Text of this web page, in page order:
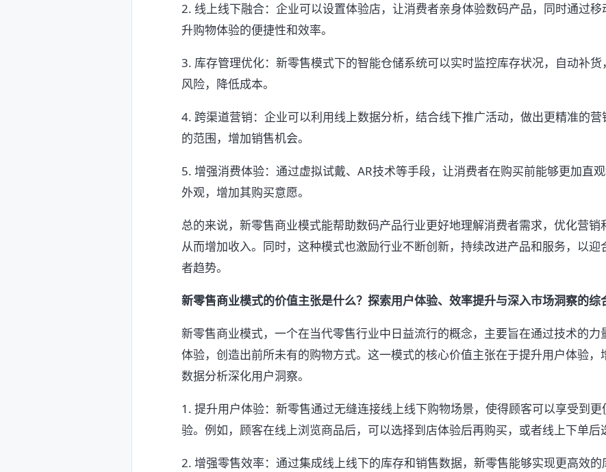
2. 线上线下融合：企业可以设置体验店，让消费者亲身体验数码产品，同时通过
升购物体验的便捷性和效率。
3. 库存管理优化：新零售模式下的智能仓储系统可以实时监控库存状况，自动补
风险，降低成本。
4. 跨渠道营销：企业可以利用线上数据分析，结合线下推广活动，做出更精准的
的范围，增加销售机会。
5. 增强消费体验：通过虚拟试戴、AR技术等手段，让消费者在购买前能够更加直
外观，增加其购买意愿。
总的来说，新零售商业模式能帮助数码产品行业更好地理解消费者需求，优化营销
从而增加收入。同时，这种模式也激励行业不断创新，持续改进产品和服务，以迎
者趋势。
新零售商业模式的价值主张是什么？探索用户体验、效率提升与深入市场洞察的综
新零售商业模式，一个在当代零售行业中日益流行的概念，主要旨在通过技术的力
体验，创造出前所未有的购物方式。这一模式的核心价值主张在于提升用户体验
数据分析深化用户洞察。
1. 提升用户体验：新零售通过无缝连接线上线下购物场景，使得顾客可以享受到
验。例如，顾客在线上浏览商品后，可以选择到店体验后再购买，或者线上下单后
2. 增强零售效率：通过集成线上线下的库存和销售数据，新零售能够实现更高效